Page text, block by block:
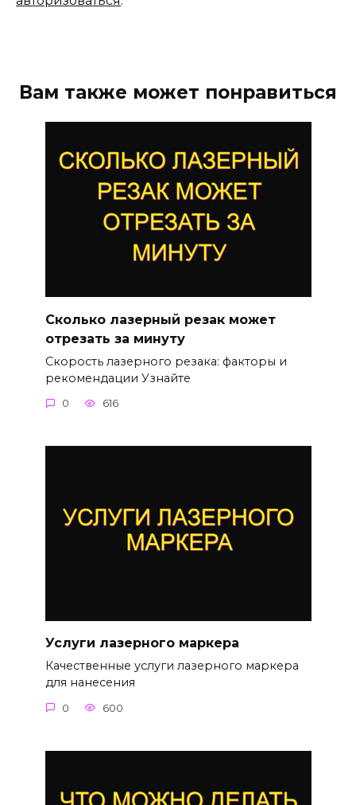
Вам также может понравиться
Сколько лазерный резак может
отрезать за минуту
Скорость лазерного резака: факторы и
рекомендации Узнайте
0 616
Услуги лазерного маркера
Качественные услуги лазерного маркера
для нанесения
0 600